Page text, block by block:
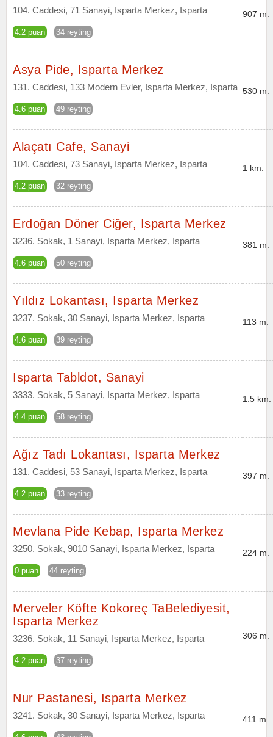
104. Caddesi, 71 Sanayi, Isparta Merkez, Isparta
4.2 puan 34 reyting
907 m.
Asya Pide, Isparta Merkez
131. Caddesi, 133 Modern Evler, Isparta Merkez, Isparta
4.6 puan 49 reyting
530 m.
Alaçatı Cafe, Sanayi
104. Caddesi, 73 Sanayi, Isparta Merkez, Isparta
4.2 puan 32 reyting
1 km.
Erdoğan Döner Ciğer, Isparta Merkez
3236. Sokak, 1 Sanayi, Isparta Merkez, Isparta
4.6 puan 50 reyting
381 m.
Yıldız Lokantası, Isparta Merkez
3237. Sokak, 30 Sanayi, Isparta Merkez, Isparta
4.6 puan 39 reyting
113 m.
Isparta Tabldot, Sanayi
3333. Sokak, 5 Sanayi, Isparta Merkez, Isparta
4.4 puan 58 reyting
1.5 km.
Ağız Tadı Lokantası, Isparta Merkez
131. Caddesi, 53 Sanayi, Isparta Merkez, Isparta
4.2 puan 33 reyting
397 m.
Mevlana Pide Kebap, Isparta Merkez
3250. Sokak, 9010 Sanayi, Isparta Merkez, Isparta
0 puan 44 reyting
224 m.
Merveler Köfte Kokoreç TaBelediyesit,
Isparta Merkez
3236. Sokak, 11 Sanayi, Isparta Merkez, Isparta
4.2 puan 37 reyting
306 m.
Nur Pastanesi, Isparta Merkez
3241. Sokak, 30 Sanayi, Isparta Merkez, Isparta 411 m.